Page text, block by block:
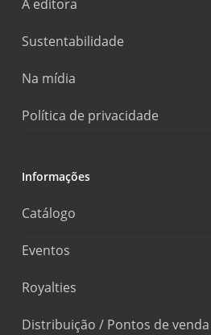
A editora
Sustentabilidade
Na mídia
Política de privacidade
Informações
Catálogo
Eventos
Royalties
Distribuição / Pontos de venda